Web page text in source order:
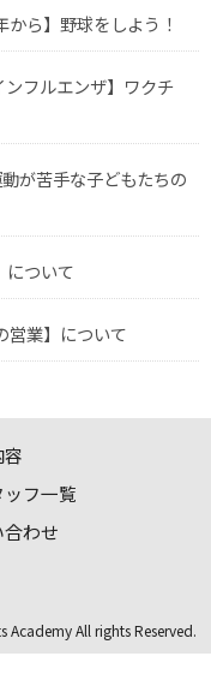
から】野球をしよう！
ンフルエンザ】ワクチ
動が苦手な子どもたちの
について
営業】について
容
ッフ一覧
合わせ
All rights Reserved.